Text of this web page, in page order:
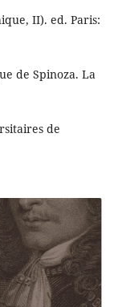
II). ed. Paris:
de Spinoza. La
de